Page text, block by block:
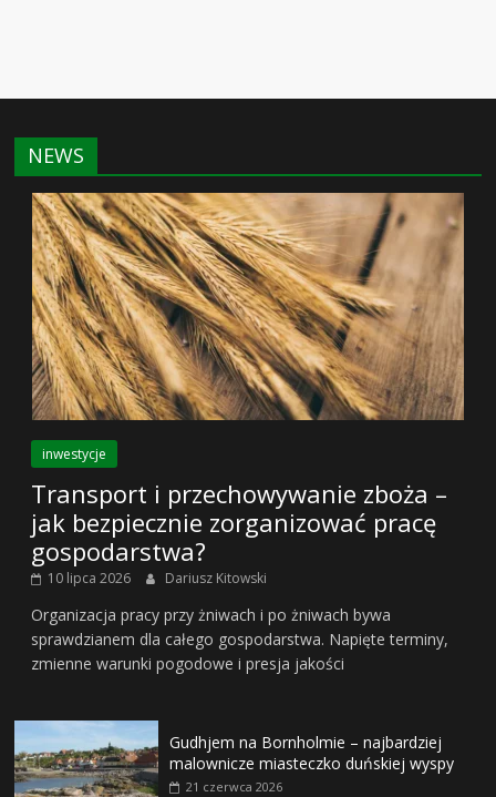
NEWS
inwestycje
Transport i przechowywanie zboża –
jak bezpiecznie zorganizować pracę
gospodarstwa?
10 lipca 2026 Dariusz Kitowski
Organizacja pracy przy żniwach i po żniwach bywa
sprawdzianem dla całego gospodarstwa. Napięte terminy,
zmienne warunki pogodowe i presja jakości
Gudhjem na Bornholmie – najbardziej
malownicze miasteczko duńskiej wyspy
21 czerwca 2026